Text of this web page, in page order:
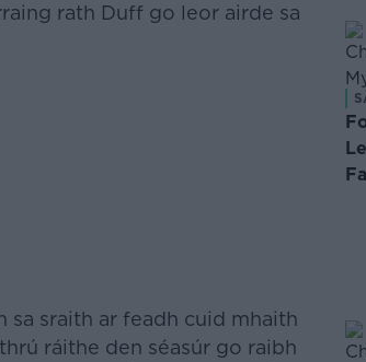
rath Duff go leor airde sa
sa sraith ar feadh cuid mhaith
ráithe den séasúr go raibh